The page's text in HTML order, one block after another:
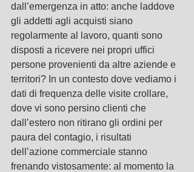
dall’emergenza in atto: anche laddove
gli addetti agli acquisti siano
regolarmente al lavoro, quanti sono
disposti a ricevere nei propri uffici
persone provenienti da altre aziende e
territori? In un contesto dove vediamo i
dati di frequenza delle visite crollare,
dove vi sono persino clienti che
dall’estero non ritirano gli ordini per
paura del contagio, i risultati
dell’azione commerciale stanno
frenando vistosamente: al momento la